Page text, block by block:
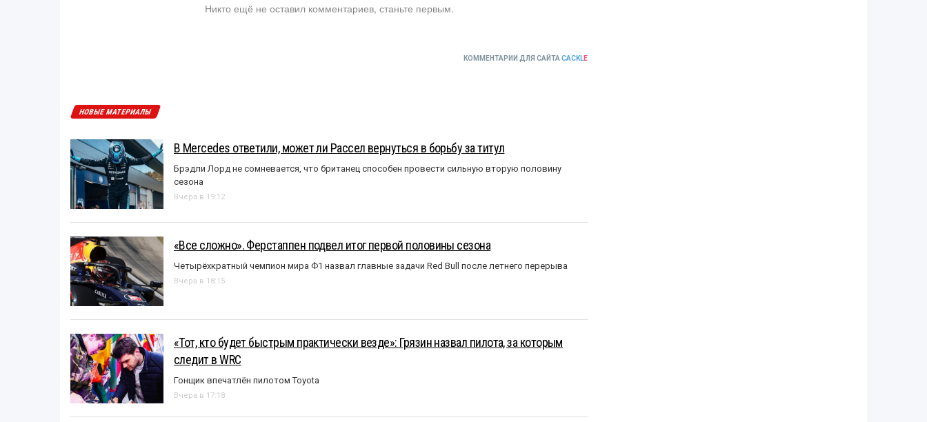
Никто ещё не оставил комментариев, станьте первым.
КОММЕНТАРИИ ДЛЯ САЙТА CACKLE
НОВЫЕ МАТЕРИАЛЫ
В Mercedes ответили, может ли Рассел вернуться в борьбу за титул
Брэдли Лорд не сомневается, что британец способен провести сильную вторую половину
сезона
Вчера в 19:12
«Все сложно». Ферстаппен подвел итог первой половины сезона
Четырёхкратный чемпион мира Ф1 назвал главные задачи Red Bull после летнего перерыва
Вчера в 18:15
«Тот, кто будет быстрым практически везде»: Грязин назвал пилота, за которым
следит в WRC
Гонщик впечатлён пилотом Toyota
Вчера в 17:18